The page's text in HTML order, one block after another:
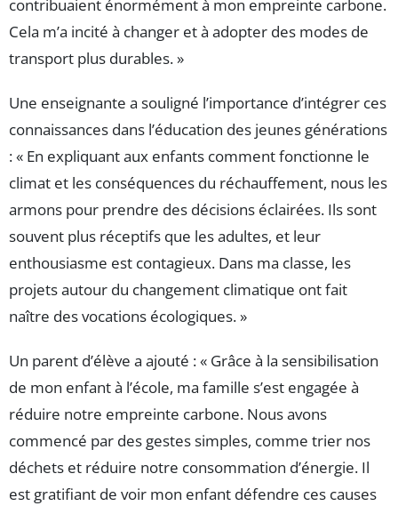
contribuaient énormément à mon empreinte carbone.
Cela m’a incité à changer et à adopter des modes de
transport plus durables. »
Une enseignante a souligné l’importance d’intégrer ces
connaissances dans l’éducation des jeunes générations
: « En expliquant aux enfants comment fonctionne le
climat et les conséquences du réchauffement, nous les
armons pour prendre des décisions éclairées. Ils sont
souvent plus réceptifs que les adultes, et leur
enthousiasme est contagieux. Dans ma classe, les
projets autour du changement climatique ont fait
naître des vocations écologiques. »
Un parent d’élève a ajouté : « Grâce à la sensibilisation
de mon enfant à l’école, ma famille s’est engagée à
réduire notre empreinte carbone. Nous avons
commencé par des gestes simples, comme trier nos
déchets et réduire notre consommation d’énergie. Il
est gratifiant de voir mon enfant défendre ces causes